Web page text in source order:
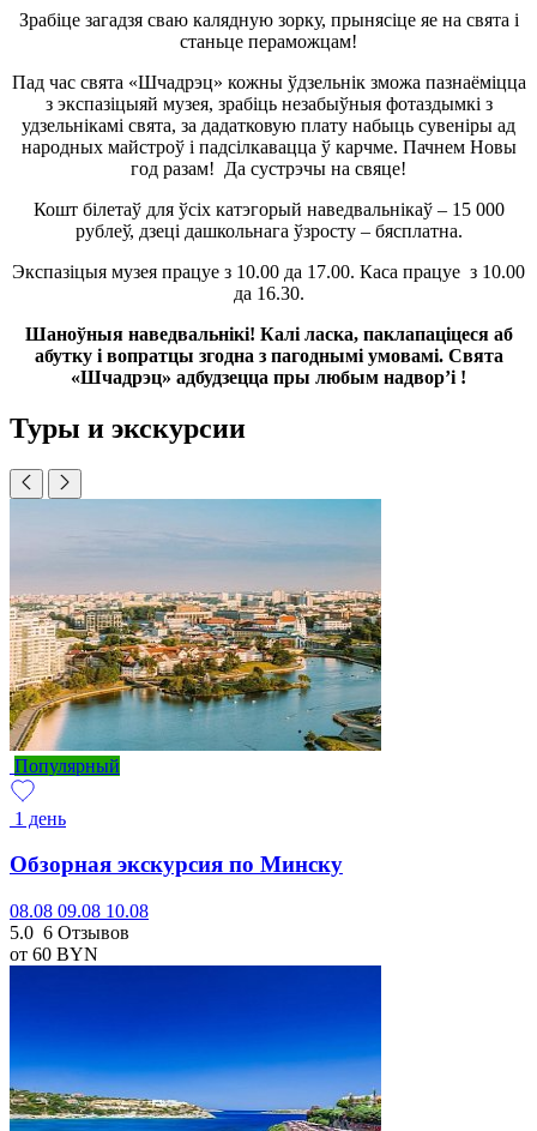
Зрабіце загадзя сваю калядную зорку, прынясіце яе на свята і
станьце пераможцам!
Пад час свята «Шчадрэц» кожны ўдзельнік зможа пазнаёміцца
з экспазіцыяй музея, зрабіць незабыўныя фотаздымкі з
удзельнікамі свята, за дадатковую плату набыць сувеніры ад
народных майстроў і падсілкавацца ў карчме. Пачнем Новы
год разам! Да сустрэчы на свяце!
Кошт білетаў для ўсіх катэгорый наведвальнікаў – 15 000
рублеў, дзеці дашкольнага ўзросту – бясплатна.
Экспазіцыя музея працуе з 10.00 да 17.00. Каса працуе з 10.00
да 16.30.
Шаноўныя наведвальнікі! Калі ласка, паклапаціцеся аб
абутку і вопратцы згодна з пагоднымі умовамі. Свята
«Шчадрэц» адбудзецца пры любым надвор’і !
Туры и экскурсии
Популярный
1 день
Обзорная экскурсия по Минску
08.08 09.08 10.08
5.0 6 Отзывов
от 60 BYN